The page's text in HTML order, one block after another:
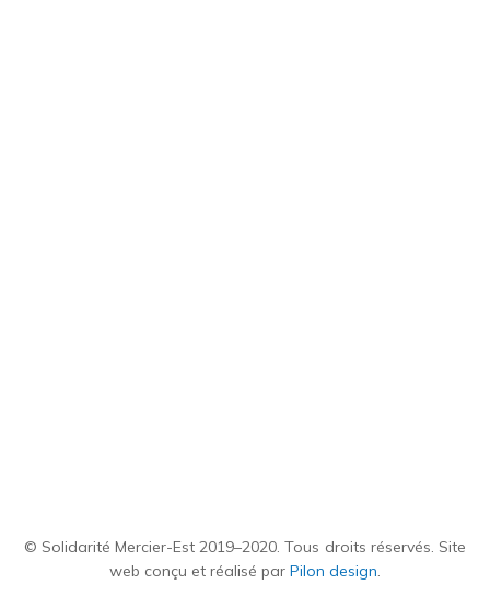
© Solidarité Mercier-Est 2019–2020. Tous droits réservés. Site
web conçu et réalisé parPilon design.